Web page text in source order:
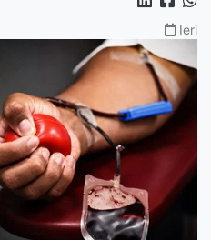
Ieri